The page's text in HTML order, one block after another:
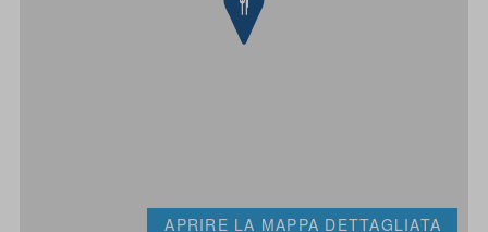
APRIRE LA MAPPA DETTAGLIATA